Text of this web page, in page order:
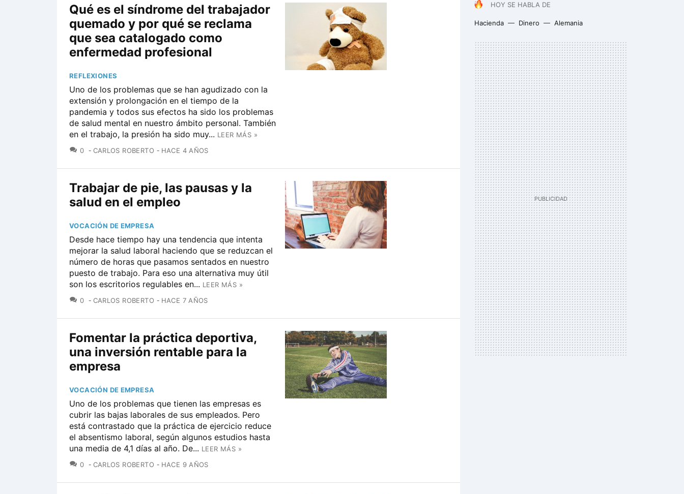
HOY SE HABLA DE
Hacienda Dinero Alemania
Qué es el síndrome del trabajador
quemado y por qué se reclama
que sea catalogado como
enfermedad profesional
REFLEXIONES
Uno de los problemas que se han agudizado con la
extensión y prolongación en el tiempo de la
pandemia y todos sus efectos ha sido los problemas
de salud mental en nuestro ámbito personal. También
en el trabajo, la presión ha sido muy... LEER MÁS »
0 COMENTARIOS
CARLOS ROBERTO HACE 4 AÑOS
Trabajar de pie, las pausas y la
salud en el empleo
VOCACIÓN DE EMPRESA
Desde hace tiempo hay una tendencia que intenta
mejorar la salud laboral haciendo que se reduzcan el
número de horas que pasamos sentados en nuestro
puesto de trabajo. Para eso una alternativa muy útil
son los escritorios regulables en... LEER MÁS »
0 COMENTARIOS
CARLOS ROBERTO HACE 7 AÑOS
Fomentar la práctica deportiva,
una inversión rentable para la
empresa
VOCACIÓN DE EMPRESA
Uno de los problemas que tienen las empresas es
cubrir las bajas laborales de sus empleados. Pero
está contrastado que la práctica de ejercicio reduce
el absentismo laboral, según algunos estudios hasta
una media de 4,1 días al año. De... LEER MÁS »
0 COMENTARIOS
CARLOS ROBERTO HACE 9 AÑOS